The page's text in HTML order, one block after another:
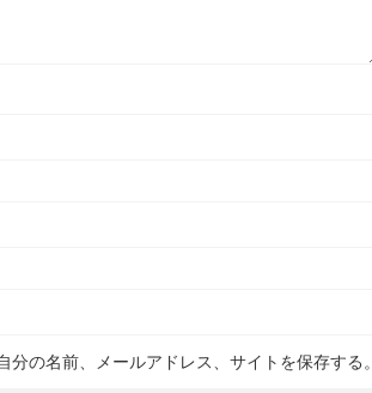
の名前、メールアドレス、サイトを保存する。